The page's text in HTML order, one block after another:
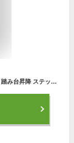
フィットネスクラブがつくった シングルステップ 踏み台昇降 ステップ運動 踏み台 踏台 ステップ台 階段運動 室内 運動器具下半身 筋トレ 健康器具